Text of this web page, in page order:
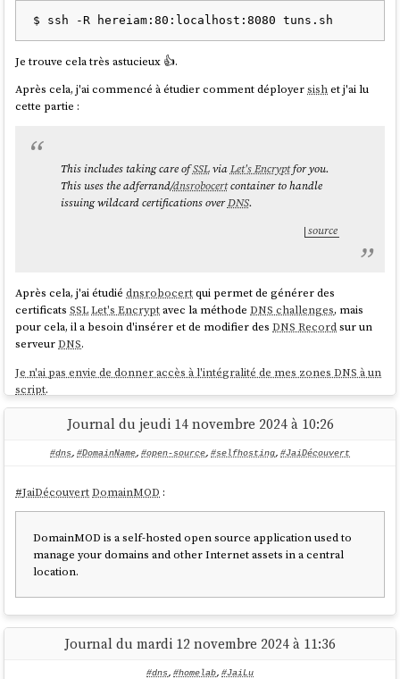
J'ai ajouté le DNS Record
suivant à mon serveur DNS géré par
cloudflare:
_scaleway-challenge.testscaleway.stephane-
"dd7e7931-56d6-4e04-bcd7-e358821e63dd"
Vérification :
$ dig TXT _scaleway-
challenge.testscaleway.stephane-klein.info
Je n'ai aucune idée de la fréquencede passage dujobScaleway qui
effectue la vérification de l'entrée TXT:
Je trouve cela très astucieux 👍️.
Après cela, j'ai commencé à étudier comment déployersishet j'ai lu
cette partie :
This includes taking care ofSSLviaLet's Encryptfor you.
This uses the adferrand/dnsrobocertcontainer to handle
issuing wildcard certifications overDNS.
source
Après cela, j'ai étudiédnsrobocertqui permet de générer des
certificatsSSL Let's Encryptavec la méthodeDNS challenges, mais
pour cela, il a besoin d'insérer et de modifier desDNS Recordsur un
serveurDNS.
Je n'ai pas envie de donner accès à l'intégralité de mes zones DNS à un
script.
Pour éviter cela, j'ai dans un premier temps envisagé d'utiliser un
serveur DNS managé deScaleway , mais j'ai constaté que le provider
dnsrobocert).
Après cela, j'ai décidé d'utiliser
playground:powerdns-playground
Journal du jeudi 14 novembre 2024 à 10:26
#dns, #DomainName, #open-source, #selfhosting, #JaiDécouvert
#JaiDécouvert DomainMOD :
DomainMOD is a self-hosted open source application used to
manage your domains and other Internet assets in a central
location.
Journal du mardi 12 novembre 2024 à 11:36
#dns, #homelab, #JaiLu